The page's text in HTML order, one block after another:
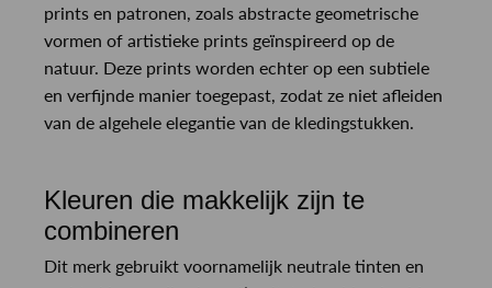
prints en patronen, zoals abstracte geometrische
vormen of artistieke prints geïnspireerd op de
natuur. Deze prints worden echter op een subtiele
en verfijnde manier toegepast, zodat ze niet afleiden
van de algehele elegantie van de kledingstukken.
Kleuren die makkelijk zijn te
combineren
Dit merk gebruikt voornamelijk neutrale tinten en